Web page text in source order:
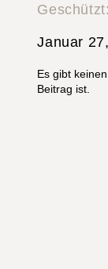
Januar
Es gibt
Beitrag ist.